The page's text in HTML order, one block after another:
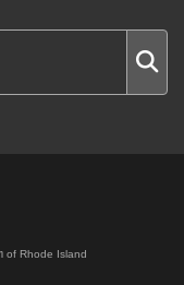
of Rhode Island